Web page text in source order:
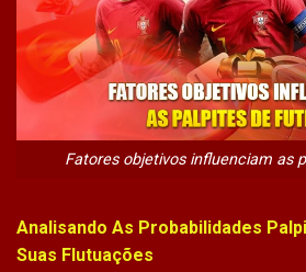
Fatores objetivos influenciam as
Analisando As Probabilidades
Suas Flutuações